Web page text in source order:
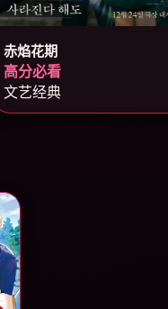
赤焰花期
高分必看
文艺经典